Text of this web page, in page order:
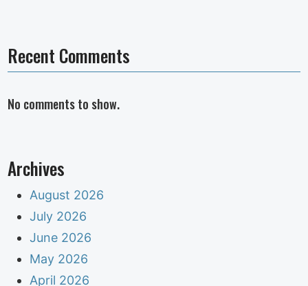
Recent Comments
No comments to show.
Archives
August 2026
July 2026
June 2026
May 2026
April 2026